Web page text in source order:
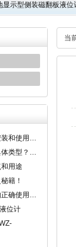
显示型侧装磁翻板液
装和使用…
体类型？…
用途
籍！
正确使用…
位计
当